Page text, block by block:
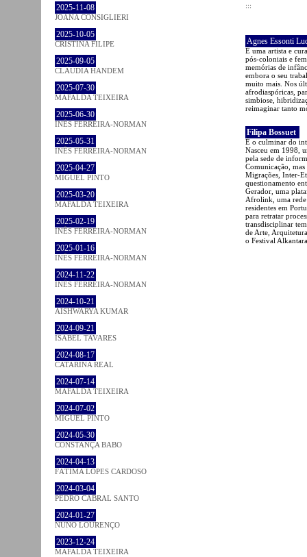
2025-11-08
JOANA CONSIGLIERI
2025-10-05
CRISTINA FILIPE
2025-09-05
CLÁUDIA HANDEM
2025-07-30
MAFALDA TEIXEIRA
2025-06-30
INÊS FERREIRA-NORMAN
2025-05-31
INÊS FERREIRA-NORMAN
2025-04-27
MIGUEL PINTO
2025-03-20
MAFALDA TEIXEIRA
2025-02-19
INÊS FERREIRA-NORMAN
2025-01-16
INÊS FERREIRA-NORMAN
2024-11-22
INÊS FERREIRA-NORMAN
2024-10-21
AISHWARYA KUMAR
2024-09-21
ISABEL TAVARES
2024-08-17
CATARINA REAL
2024-07-14
MAFALDA TEIXEIRA
2024-07-02
MIGUEL PINTO
2024-05-30
CONSTANÇA BABO
2024-04-13
FÁTIMA LOPES CARDOSO
2024-03-04
PEDRO CABRAL SANTO
2024-01-27
NUNO LOURENÇO
2023-12-24
MAFALDA TEIXEIRA
:::
Agnes Essonti
É uma artista e
pós-coloniais e
memórias de
embora o seu
muito mais. Nos
afrodiaspóricas,
simbiose,
reimaginar tanto
Filipa Bossuet
É o culminar do
Nasceu em 1998,
pela sede de
Comunicação, mas
Migrações, Inter-
questionamento
Gerador, uma
Afrolink, uma rede
residentes em
para retratar
transdisciplinar
de Arte,
o Festival